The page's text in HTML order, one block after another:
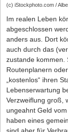
(c) iStockphoto.com /
Im realen Leben
abgeschlossen
anders aus. Dort
auch durch das
zustande kommen.
Routenplanern
„kostenlos“ ihren
Lebenserwartung
Verzweiflung groß,
ungeahnt Geld
haben eines